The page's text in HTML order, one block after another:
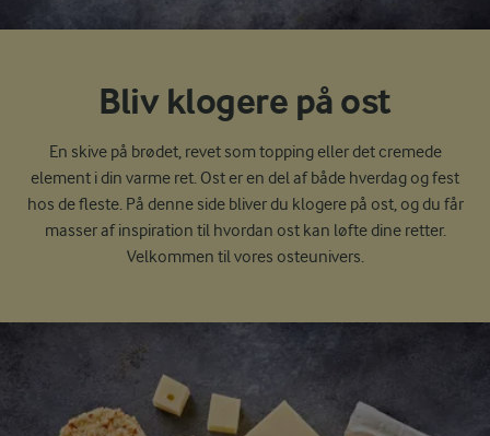
Bliv klogere på ost
En skive på brødet, revet som topping eller det cremede
element i din varme ret. Ost er en del af både hverdag og fest
hos de fleste. På denne side bliver du klogere på ost, og du får
masser af inspiration til hvordan ost kan løfte dine retter.
Velkommen til vores osteunivers.